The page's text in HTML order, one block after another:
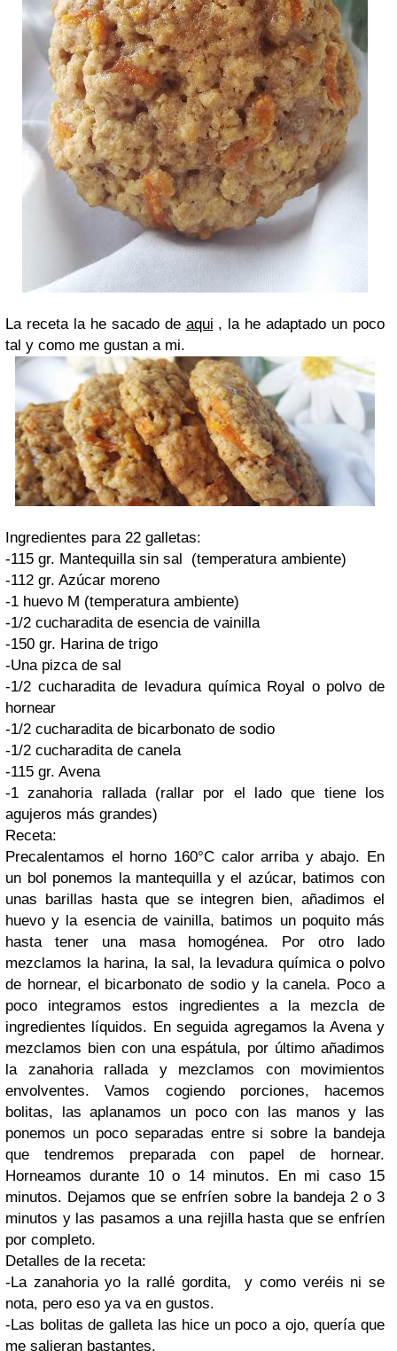
La receta la he sacado de aqui , la he adaptado un poco
tal y como me gustan a mi.
Ingredientes para 22 galletas:
-115 gr. Mantequilla sin sal (temperatura ambiente)
-112 gr. Azúcar moreno
-1 huevo M (temperatura ambiente)
-1/2 cucharadita de esencia de vainilla
-150 gr. Harina de trigo
-Una pizca de sal
-1/2 cucharadita de levadura química Royal o polvo de
hornear
-1/2 cucharadita de bicarbonato de sodio
-1/2 cucharadita de canela
-115 gr. Avena
-1 zanahoria rallada (rallar por el lado que tiene los
agujeros más grandes)
Receta:
Precalentamos el horno 160°C calor arriba y abajo. En
un bol ponemos la mantequilla y el azúcar, batimos con
unas barillas hasta que se integren bien, añadimos el
huevo y la esencia de vainilla, batimos un poquito más
hasta tener una masa homogénea. Por otro lado
mezclamos la harina, la sal, la levadura química o polvo
de hornear, el bicarbonato de sodio y la canela. Poco a
poco integramos estos ingredientes a la mezcla de
ingredientes líquidos. En seguida agregamos la Avena y
mezclamos bien con una espátula, por último añadimos
la zanahoria rallada y mezclamos con movimientos
envolventes. Vamos cogiendo porciones, hacemos
bolitas, las aplanamos un poco con las manos y las
ponemos un poco separadas entre si sobre la bandeja
que tendremos preparada con papel de hornear.
Horneamos durante 10 o 14 minutos. En mi caso 15
minutos. Dejamos que se enfríen sobre la bandeja 2 o 3
minutos y las pasamos a una rejilla hasta que se enfríen
por completo.
Detalles de la receta:
-La zanahoria yo la rallé gordita, y como veréis ni se
nota, pero eso ya va en gustos.
-Las bolitas de galleta las hice un poco a ojo, quería que
me salieran bastantes.